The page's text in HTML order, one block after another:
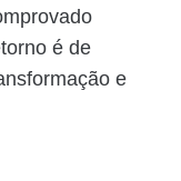
é de
e